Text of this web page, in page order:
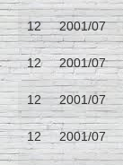
12 2001/07
12 2001/07
12 2001/07
12 2001/07